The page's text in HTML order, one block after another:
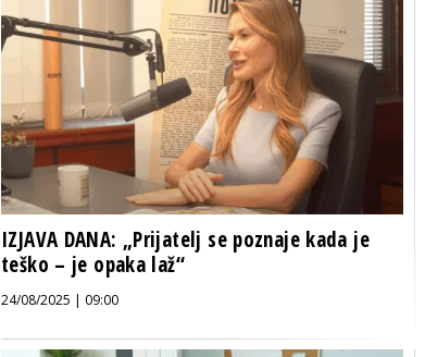
IZJAVA DANA: „Prijatelj se poznaje kada je
teško – je opaka laž“
24/08/2025 | 09:00